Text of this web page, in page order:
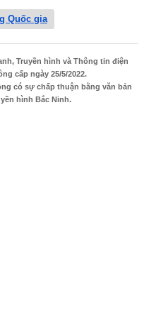
Quốc gia
Truyền hình và Thông tin điện
cấp ngày 25/5/2022.
có sự chấp thuận bằng văn bản
hình Bắc Ninh.